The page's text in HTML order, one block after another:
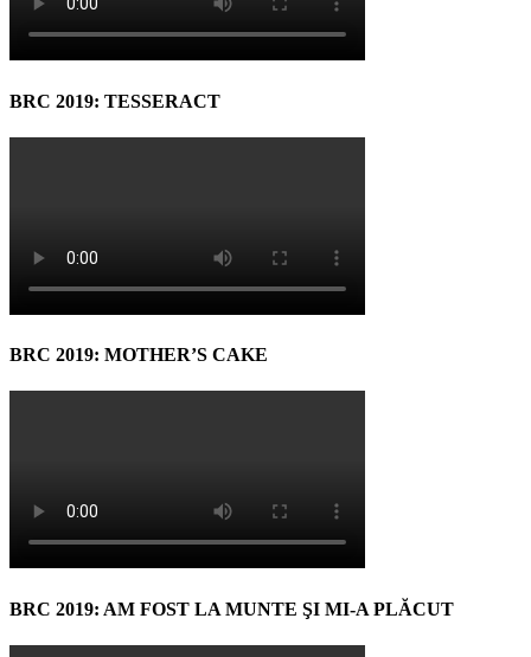
BRC 2019: TESSERACT
BRC 2019: MOTHER’S CAKE
BRC 2019: AM FOST LA MUNTE ŞI MI-A PLĂCUT